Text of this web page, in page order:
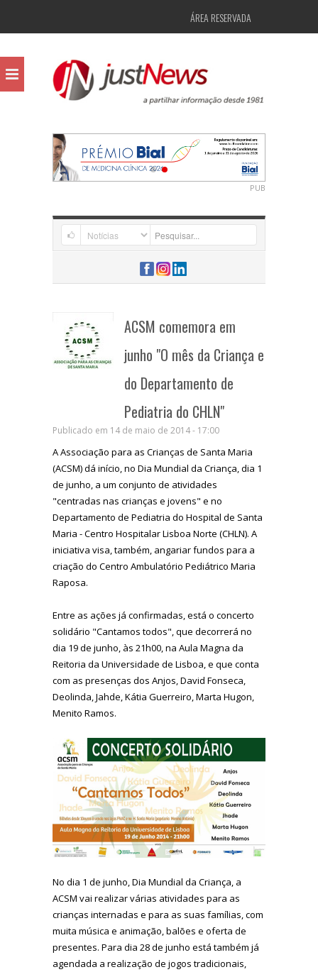
ÁREA RESERVADA
PUB
ACSM comemora em
junho "O mês da Criança e
do Departamento de
Pediatria do CHLN"
Publicado em 14 de maio de 2014 - 17:00
A Associação para as Crianças de Santa Maria
(ACSM) dá início, no Dia Mundial da Criança, dia 1
de junho, a um conjunto de atividades
"centradas nas crianças e jovens" e no
Departamento de Pediatria do Hospital de Santa
Maria - Centro Hospitalar Lisboa Norte (CHLN). A
iniciativa visa, também, angariar fundos para a
criação do Centro Ambulatório Pediátrico Maria
Raposa.
Entre as ações já confirmadas, está o concerto
solidário "Cantamos todos", que decorrerá no
dia 19 de junho, às 21h00, na Aula Magna da
Reitoria da Universidade de Lisboa, e que conta
com as presenças dos Anjos, David Fonseca,
Deolinda, Jahde, Kátia Guerreiro, Marta Hugon,
Menito Ramos.
No dia 1 de junho, Dia Mundial da Criança, a
ACSM vai realizar várias atividades para as
crianças internadas e para as suas famílias, com
muita música e animação, balões e oferta de
presentes. Para dia 28 de junho está também já
agendada a realização de jogos tradicionais,